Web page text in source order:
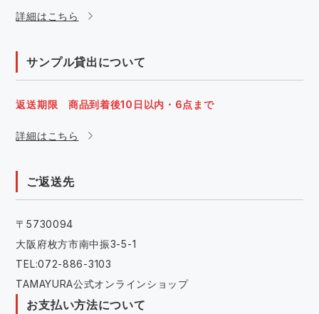
詳細はこちら
サンプル貸出について
返送期限 商品到着後10日以内・6点まで
詳細はこちら
ご返送先
〒5730094
大阪府枚方市南中振3-5-1
TEL:072-886-3103
TAMAYURA公式オンラインショップ
お支払い方法について